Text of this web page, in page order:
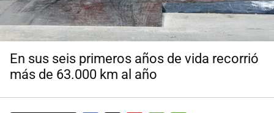
En sus seis primeros años de vida recorrió
más de 63.000 km al año